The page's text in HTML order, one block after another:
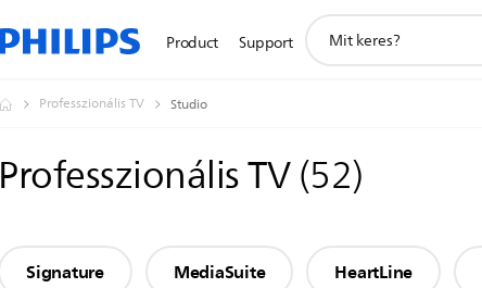
Product Support
search
Professzionális TV Studio
Professzionális TV(52)
Signature MediaSuite HeartLine